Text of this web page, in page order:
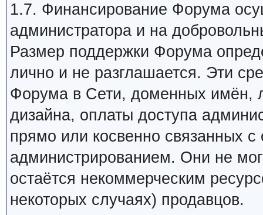
1.7. Финансирование Форума
администратора и на
Размер поддержки Форума
лично и не разглашается. Эти
Форума в Сети, доменных имён,
дизайна, оплаты доступа
прямо или косвенно связанных
администрированием. Они не
остаётся некоммерческим
некоторых случаях) продавцов.